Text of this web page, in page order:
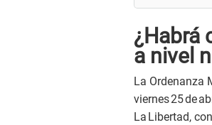
¿Habrá
a nivel
La Ordenanza
viernes 25 de
La Libertad,